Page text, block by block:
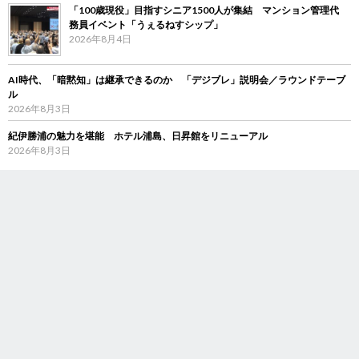
「100歳現役」目指すシニア1500人が集結 マンション管理代
務員イベント「うぇるねすシップ」
2026年8月4日
AI時代、「暗黙知」は継承できるのか 「デジブレ」説明会／ラウンドテーブ
ル
2026年8月3日
紀伊勝浦の魅力を堪能 ホテル浦島、日昇館をリニューアル
2026年8月3日